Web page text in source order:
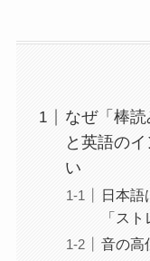
なぜ「棒
と英語の
い
日本
「ス
音の高